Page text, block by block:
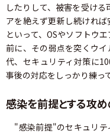
したりして、被害を受け
アを絶えず更新し続けれ
といって、OSやソフトウ
前に、その弱点を突くウ
代、セキュリティ対策に
事後の対応をしっかり練っ
感染を前提とする攻
"感染前提"のセキュリテ